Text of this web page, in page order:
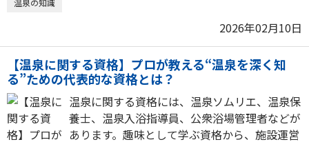
温泉の知識
2026年02月10日
【温泉に関する資格】プロが教える“温泉を深く知
る”ための代表的な資格とは？
温泉に関する資格には、温泉ソムリエ、温泉保
養士、温泉入浴指導員、公衆浴場管理者などが
あります。趣味として学ぶ資格から、施設運営